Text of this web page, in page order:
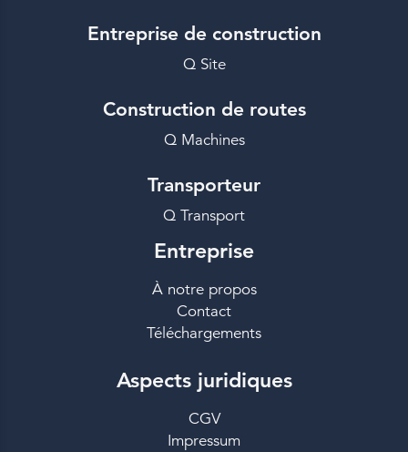
Entreprise de construction
Q Site
Construction de routes
Q Machines
Transporteur
Q Transport
Entreprise
À notre propos
Contact
Téléchargements
Aspects juridiques
CGV
Impressum